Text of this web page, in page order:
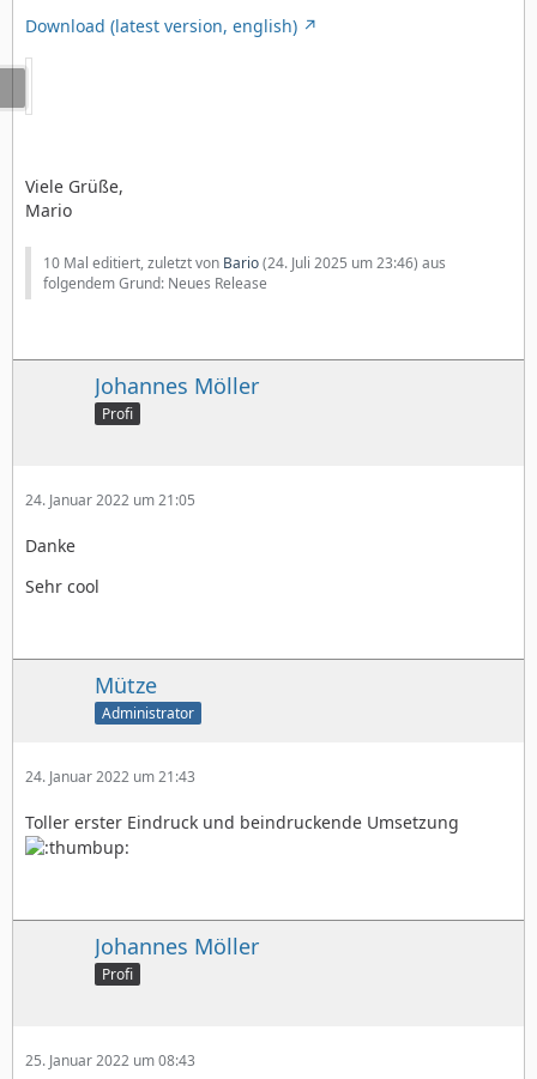
Download (latest version, english)
Viele Grüße,
Mario
10 Mal editiert, zuletzt von Bario(24. Juli 2025 um 23:46) aus
folgendem Grund: Neues Release
Johannes Möller
Profi
24. Januar 2022 um 21:05
Danke
Sehr cool
Mütze
Administrator
24. Januar 2022 um 21:43
Toller erster Eindruck und beindruckende Umsetzung
Johannes Möller
Profi
25. Januar 2022 um 08:43